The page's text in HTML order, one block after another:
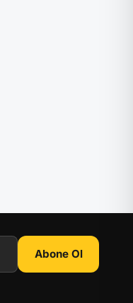
Abone Ol